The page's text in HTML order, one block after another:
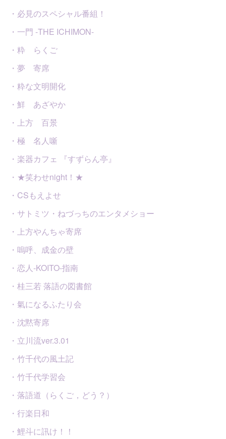
・必見のスペシャル番組！
・一門 -THE ICHIMON-
・粋 らくご
・夢 寄席
・粋な文明開化
・鮮 あざやか
・上方 百景
・極 名人噺
・楽器カフェ 『すずらん亭』
・★笑わせnight！★
・CSもえよせ
・サトミツ・ねづっちのエンタメショー
・上方やんちゃ寄席
・嗚呼、成金の壁
・恋人-KOITO-指南
・桂三若 落語の図書館
・氣になるふたり会
・沈黙寄席
・立川流ver.3.01
・竹千代の風土記
・竹千代学習会
・落語道（らくご，どう？）
・行楽日和
・鯉斗に訊け！！